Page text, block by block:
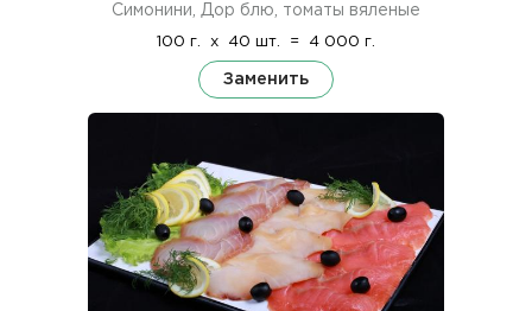
Симонини, Дор блю, томаты вяленые
100 г. x 40 шт. = 4 000 г.
Заменить